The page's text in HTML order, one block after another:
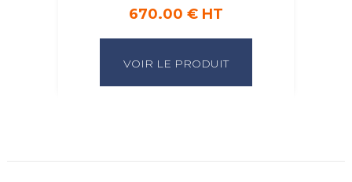
670.00 € HT
VOIR LE PRODUIT